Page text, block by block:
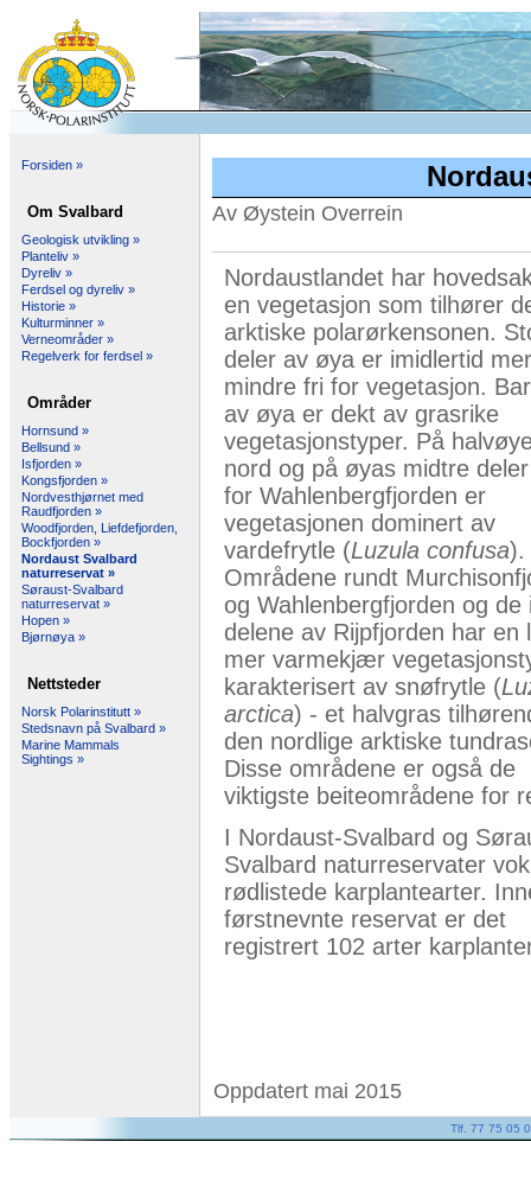
Forsiden »
Om Svalbard
Geologisk utvikling »
Planteliv »
Dyreliv »
Ferdsel og dyreliv »
Historie »
Kulturminner »
Verneområder »
Regelverk for ferdsel »
Områder
Hornsund »
Bellsund »
Isfjorden »
Kongsfjorden »
Nordvesthjørnet med
Raudfjorden »
Woodfjorden, Liefdefjorden,
Bockfjorden »
Nordaust Svalbard
naturreservat »
Søraust-Svalbard
naturreservat »
Hopen »
Bjørnøya »
Nettsteder
Norsk Polarinstitutt »
Stedsnavn på Svalbard »
Marine Mammals
Sightings »
Av Øystein Overrein
Nordaustlandet har
en vegetasjon som tilhører
arktiske polarørkensonen.
deler av øya er imidlertid
mindre fri for vegetasjon.
av øya er dekt av grasrike
vegetasjonstyper. På
nord og på øyas midtre
for Wahlenbergfjorden er
vegetasjonen dominert av
vardefrytle (Luzula confusa).
Områdene rundt
og Wahlenbergfjorden og de
delene av Rijpfjorden har en
mer varmekjær
karakterisert av snøfrytle (
arctica) - et halvgras
den nordlige arktiske
Disse områdene er også de
viktigste beiteområdene for
I Nordaust-Svalbard og
Svalbard naturreservater
rødlistede karplantearter.
førstnevnte reservat er det
registrert 102 arter
Oppdatert mai 2015
Tlf. 77 75 05